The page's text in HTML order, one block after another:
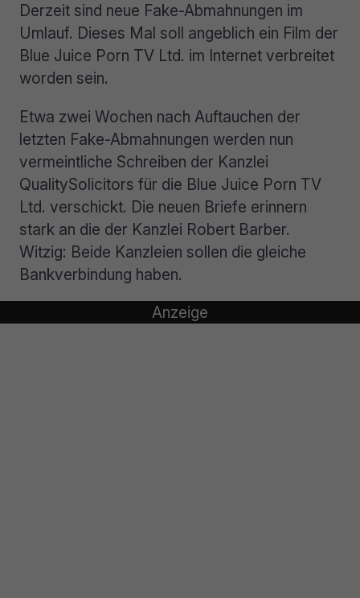
Derzeit sind neue Fake-Abmahnungen im
Umlauf. Dieses Mal soll angeblich ein Film der
Blue Juice Porn TV Ltd. im Internet verbreitet
worden sein.
Etwa zwei Wochen nach Auftauchen der
letzten Fake-Abmahnungen werden nun
vermeintliche Schreiben der Kanzlei
QualitySolicitors für die Blue Juice Porn TV
Ltd. verschickt. Die neuen Briefe erinnern
stark an die der Kanzlei Robert Barber.
Witzig: Beide Kanzleien sollen die gleiche
Bankverbindung haben.